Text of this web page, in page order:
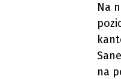
Na
na